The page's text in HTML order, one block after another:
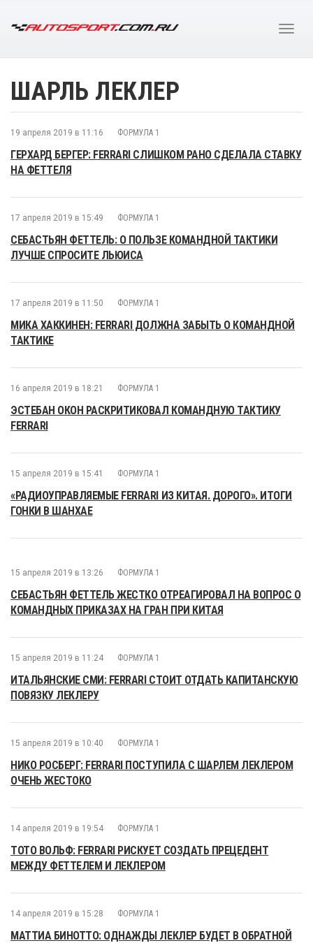
ШАРЛЬ ЛЕКЛЕР
19 апреля 2019 в 11:16 ФОРМУЛА 1
ГЕРХАРД БЕРГЕР: FERRARI СЛИШКОМ РАНО СДЕЛАЛА СТАВКУ
НА ФЕТТЕЛЯ
17 апреля 2019 в 15:49 ФОРМУЛА 1
СЕБАСТЬЯН ФЕТТЕЛЬ: О ПОЛЬЗЕ КОМАНДНОЙ ТАКТИКИ
ЛУЧШЕ СПРОСИТЕ ЛЬЮИСА
17 апреля 2019 в 11:50 ФОРМУЛА 1
МИКА ХАККИНЕН: FERRARI ДОЛЖНА ЗАБЫТЬ О КОМАНДНОЙ
ТАКТИКЕ
16 апреля 2019 в 18:21 ФОРМУЛА 1
ЭСТЕБАН ОКОН РАСКРИТИКОВАЛ КОМАНДНУЮ ТАКТИКУ
FERRARI
15 апреля 2019 в 15:41 ФОРМУЛА 1
«РАДИОУПРАВЛЯЕМЫЕ FERRARI ИЗ КИТАЯ. ДОРОГО». ИТОГИ
ГОНКИ В ШАНХАЕ
15 апреля 2019 в 13:26 ФОРМУЛА 1
СЕБАСТЬЯН ФЕТТЕЛЬ ЖЕСТКО ОТРЕАГИРОВАЛ НА ВОПРОС О
КОМАНДНЫХ ПРИКАЗАХ НА ГРАН ПРИ КИТАЯ
15 апреля 2019 в 11:24 ФОРМУЛА 1
ИТАЛЬЯНСКИЕ СМИ: FERRARI СТОИТ ОТДАТЬ КАПИТАНСКУЮ
ПОВЯЗКУ ЛЕКЛЕРУ
15 апреля 2019 в 10:40 ФОРМУЛА 1
НИКО РОСБЕРГ: FERRARI ПОСТУПИЛА С ШАРЛЕМ ЛЕКЛЕРОМ
ОЧЕНЬ ЖЕСТОКО
14 апреля 2019 в 19:54 ФОРМУЛА 1
ТОТО ВОЛЬФ: FERRARI РИСКУЕТ СОЗДАТЬ ПРЕЦЕДЕНТ
МЕЖДУ ФЕТТЕЛЕМ И ЛЕКЛЕРОМ
14 апреля 2019 в 15:28 ФОРМУЛА 1
МАТТИА БИНОТТО: ОДНАЖДЫ ЛЕКЛЕР БУДЕТ В ОБРАТНОЙ